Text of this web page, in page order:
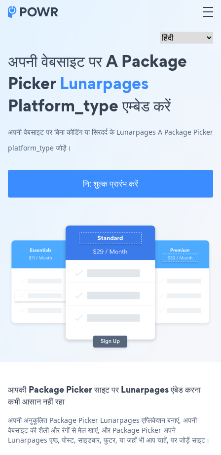
अपनी वेबसाइट पर A Package
PickerLunarpages
Platform_type एम्बेड करें
अपनी वेबसाइट पर बिना कोडिंग या सिरदर्द के Lunarpages A Package Picker
platform_type जोड़ें।
नि: शुल्क प्रारंभ करें
आपकी Package Picker साइट पर Lunarpages एंबेड करना
कभी आसान नहीं रहा
अपनी अनुकूलित Package Picker Lunarpages एप्लिकेशन बनाएं, अपनी
वेबसाइट की शैली और रंगों से मेल खाएं, और Package Picker अपने
Lunarpages पृष्ठ, पोस्ट, साइडबार, फुटर, या जहाँ भी आप चाहें, पर जोड़ें साइट।